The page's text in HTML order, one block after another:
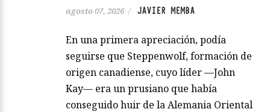
agosto 07, 2026 / JAVIER MEMBA
En una primera apreciación, podía
seguirse que Steppenwolf, formación de
origen canadiense, cuyo líder —John
Kay— era un prusiano que había
conseguido huir de la Alemania Oriental